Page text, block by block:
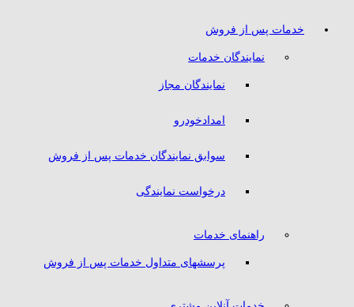
خدمات پس از فروش
نمایندگان خدمات
نمایندگان مجاز
امدادخودرو
سوابق نمایندگان خدمات پس از فروش
درخواست نمایندگی
راهنمای خدمات
پرسشهای متداول خدمات پس از فروش